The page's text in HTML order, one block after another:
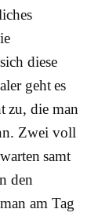
diese
geht es
zu, die man
Zwei voll
samt
den
am Tag